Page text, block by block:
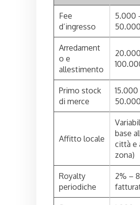
Fee
d’ingresso
5.000
Arredament
o e
allestimento
Primo stock
di merce
15.000
Affitto locale
base
città e
zona)
Royalty
periodiche
2% –